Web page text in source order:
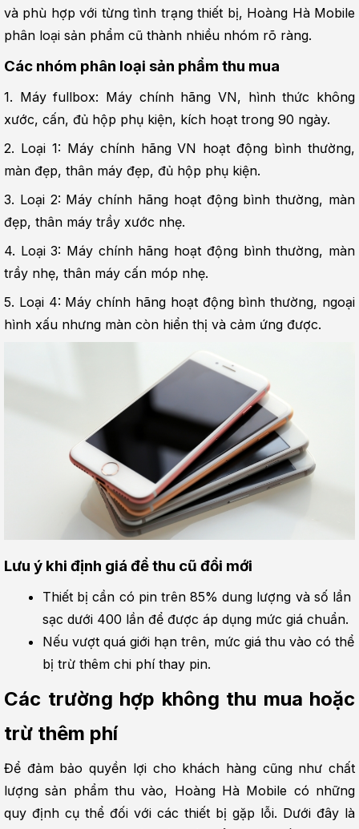
và phù hợp với từng tình trạng thiết bị, Hoàng Hà Mobile
phân loại sản phẩm cũ thành nhiều nhóm rõ ràng.
Các nhóm phân loại sản phẩm thu mua
1. Máy fullbox: Máy chính hãng VN, hình thức không
xước, cấn, đủ hộp phụ kiện, kích hoạt trong 90 ngày.
2. Loại 1: Máy chính hãng VN hoạt động bình thường,
màn đẹp, thân máy đẹp, đủ hộp phụ kiện.
3. Loại 2: Máy chính hãng hoạt động bình thường, màn
đẹp, thân máy trầy xước nhẹ.
4. Loại 3: Máy chính hãng hoạt động bình thường, màn
trầy nhẹ, thân máy cấn móp nhẹ.
5. Loại 4: Máy chính hãng hoạt động bình thường, ngoại
hình xấu nhưng màn còn hiển thị và cảm ứng được.
Lưu ý khi định giá để thu cũ đổi mới
Thiết bị cần có pin trên 85% dung lượng và số lần
sạc dưới 400 lần để được áp dụng mức giá chuẩn.
Nếu vượt quá giới hạn trên, mức giá thu vào có thể
bị trừ thêm chi phí thay pin.
Các trường hợp không thu mua hoặc
trừ thêm phí
Để đảm bảo quyền lợi cho khách hàng cũng như chất
lượng sản phẩm thu vào, Hoàng Hà Mobile có những
quy định cụ thể đối với các thiết bị gặp lỗi. Dưới đây là